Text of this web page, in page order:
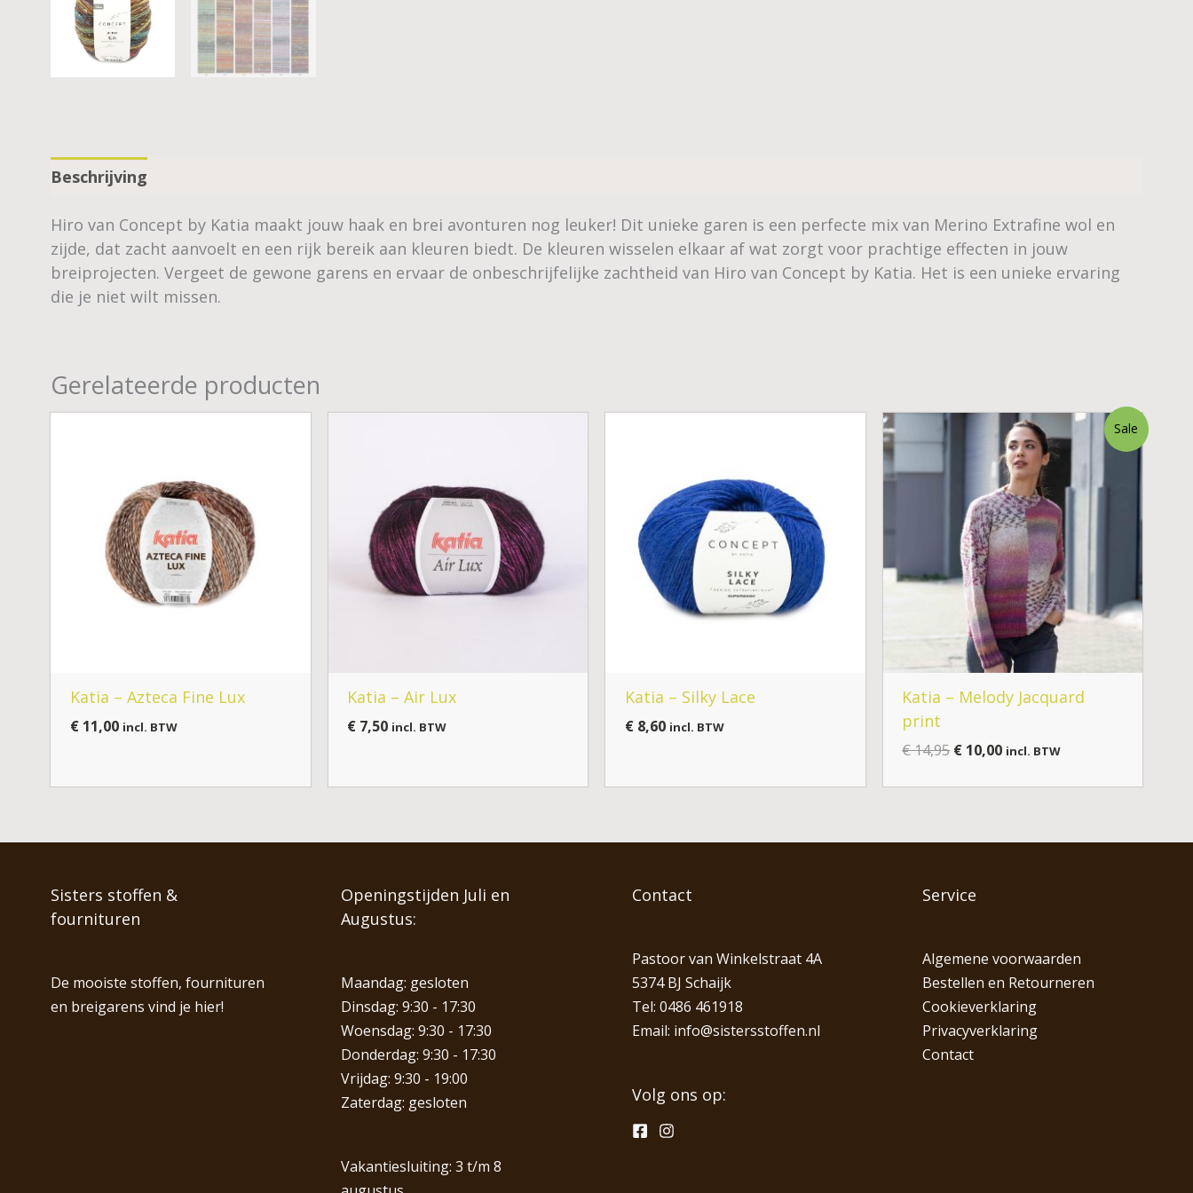
Beschrijving
Hiro van Concept by Katia maakt jouw haak en brei avonturen nog leuker! Dit unieke garen is een perfecte mix van Merino Extrafine wol en
zijde, dat zacht aanvoelt en een rijk bereik aan kleuren biedt. De kleuren wisselen elkaar af wat zorgt voor prachtige effecten in jouw
breiprojecten. Vergeet de gewone garens en ervaar de onbeschrijfelijke zachtheid van Hiro van Concept by Katia. Het is een unieke ervaring
die je niet wilt missen.
Gerelateerde producten
Katia – Azteca Fine Lux
€11,00 incl. BTW
Katia – Air Lux
€ 7,50 incl. BTW
Katia – Silky Lace
€8,60 incl. BTW
Sale
Katia – Melody Jacquard
print
€14,95
Oorspronkelijke
€ 14,95.
€ 10,00
Huidige
prijs
is:
€ 10,00.
incl. BTW
Sisters stoffen &
fournituren
De mooiste stoffen, fournituren
en breigarens vind je hier!
Openingstijden Juli en
Augustus:
Maandag: gesloten
Dinsdag: 9:30 - 17:30
Woensdag: 9:30 - 17:30
Donderdag: 9:30 - 17:30
Vrijdag: 9:30 - 19:00
Zaterdag: gesloten
Vakantiesluiting: 3 t/m 8
Contact
Pastoor van Winkelstraat 4A
5374 BJ Schaijk
Tel: 0486 461918
Email: info@sistersstoffen.nl
Volg ons op:
Service
Algemene voorwaarden
Bestellen en Retourneren
Cookieverklaring
Privacyverklaring
Contact